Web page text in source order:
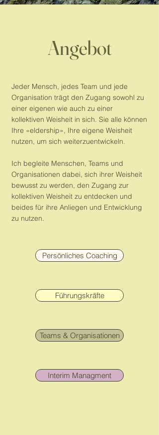
Angebot
Jeder Mensch, jedes Team und jede
Organisation trägt den Zugang sowohl zu
einer eigenen wie auch zu einer
kollektiven Weisheit in sich. Sie alle können
Ihre «eldership», Ihre eigene Weisheit
nutzen, um sich weiterzuentwickeln.
Ich begleite Menschen, Teams und
Organisationen dabei, sich ihrer Weisheit
bewusst zu werden, den Zugang zur
kollektiven Weisheit zu entdecken und
beides für ihre Anliegen und Entwicklung
zu nutzen.
Persönliches Coaching
Führungskräfte
Teams & Organisationen
Interim Managment